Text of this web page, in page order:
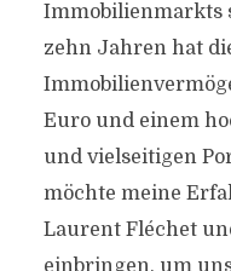
Immobilienmarkts
zehn Jahren hat
Euro und einem
und vielseitigen
möchte meine
Laurent Fléchet
einbringen, um